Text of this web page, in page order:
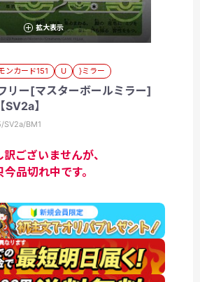
拡大表示
ンカード151 U }ミラー
リー[マスターボールミラー]
】
SV2a/BM1
訳ございませんが、
今品切れ中です。